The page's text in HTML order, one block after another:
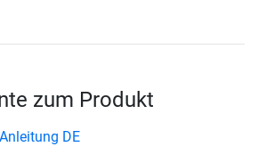
zum Produkt
DE